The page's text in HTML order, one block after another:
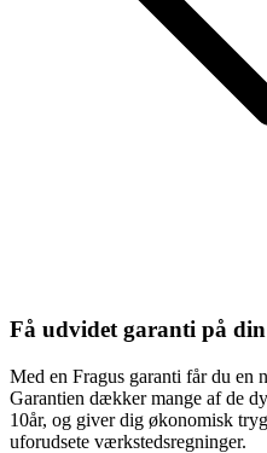
Få udvidet garanti på
Med en Fragus garanti får du en
Garantien dækker mange af de
10år, og giver dig økonomisk
uforudsete værkstedsregninger.